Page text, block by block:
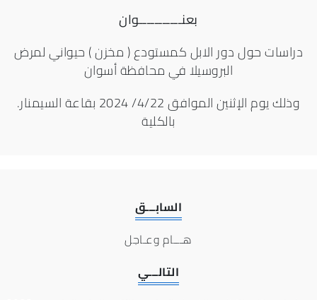
بعنـــــــــــوان
دراسات حول دور الابل كمستودع ( مخزن ) حيواني لمرض
البروسيلا في محافظة أسوان
.وذلك يوم الإثنين الموافق 4/22/ 2024 بقاعة السيمنار
بالكلية
السابـــق
هـــام وعـاجل
التالـــي